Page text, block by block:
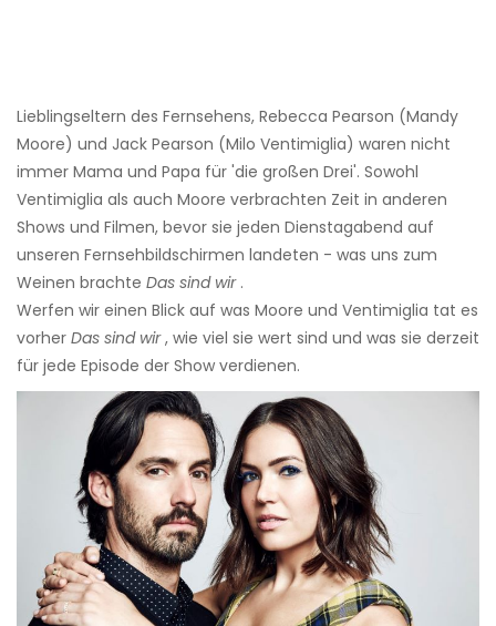
Lieblingseltern des Fernsehens, Rebecca Pearson (Mandy
Moore) und Jack Pearson (Milo Ventimiglia) waren nicht
immer Mama und Papa für 'die großen Drei'. Sowohl
Ventimiglia als auch Moore verbrachten Zeit in anderen
Shows und Filmen, bevor sie jeden Dienstagabend auf
unseren Fernsehbildschirmen landeten - was uns zum
Weinen brachte Das sind wir.
Werfen wir einen Blick auf was Moore und Ventimiglia tat es
vorher Das sind wir, wie viel sie wert sind und was sie derzeit
für jede Episode der Show verdienen.